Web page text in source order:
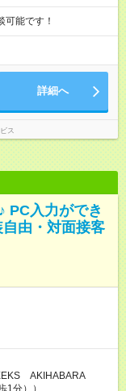
能です！
詳細へ
ス
PC入力ができ
由・対面接客
AKIHABARA
分））